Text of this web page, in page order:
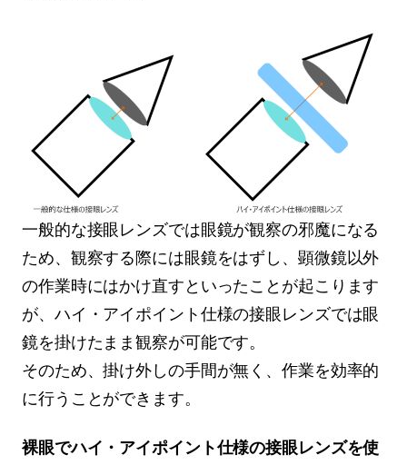
一般的な接眼レンズでは眼鏡が観察の邪魔になる
ため、観察する際には眼鏡をはずし、顕微鏡以外
の作業時にはかけ直すといったことが起こります
が、ハイ・アイポイント仕様の接眼レンズでは眼
鏡を掛けたまま観察が可能です。
そのため、掛け外しの手間が無く、作業を効率的
に行うことができます。
裸眼でハイ・アイポイント仕様の接眼レンズを使